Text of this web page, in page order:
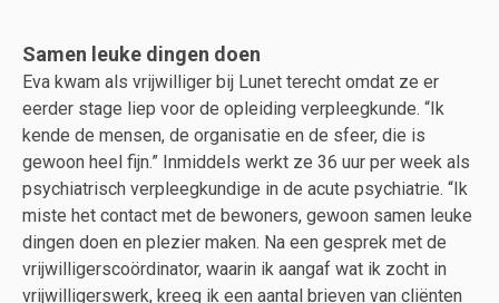
Samen leuke dingen doen
Eva kwam als vrijwilliger bij Lunet terecht omdat ze er
eerder stage liep voor de opleiding verpleegkunde. “Ik
kende de mensen, de organisatie en de sfeer, die is
gewoon heel fijn.” Inmiddels werkt ze 36 uur per week als
psychiatrisch verpleegkundige in de acute psychiatrie. “Ik
miste het contact met de bewoners, gewoon samen leuke
dingen doen en plezier maken. Na een gesprek met de
vrijwilligerscoördinator, waarin ik aangaf wat ik zocht in
vrijwilligerswerk, kreeg ik een aantal brieven van cliënten